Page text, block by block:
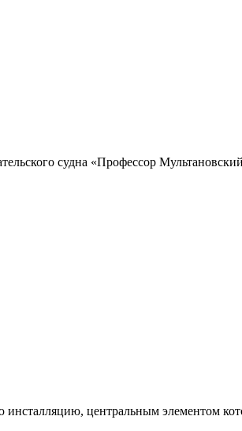
судна «Профессор
центральным элементом